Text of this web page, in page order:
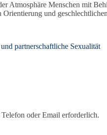
Atmosphäre Menschen mit
Orientierung und
partnerschaftliche Sexualität
oder Email erforderlich.